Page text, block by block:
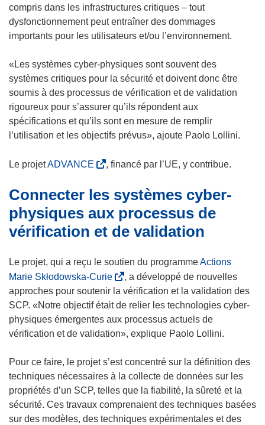
compris dans les infrastructures critiques – tout
dysfonctionnement peut entraîner des dommages
importants pour les utilisateurs et/ou l’environnement.
«Les systèmes cyber-physiques sont souvent des
systèmes critiques pour la sécurité et doivent donc être
soumis à des processus de vérification et de validation
rigoureux pour s’assurer qu’ils répondent aux
spécifications et qu’ils sont en mesure de remplir
l’utilisation et les objectifs prévus», ajoute Paolo Lollini.
Le projetADVANCE
’
u
v
e
d
a
n
s
u
e
n
o
u
v
, financé par l’UE, y contribue.
Connecter les systèmes cyber-
physiques aux processus de
vérification et de validation
Le projet, qui a reçu le soutien du programmeActions
Marie Skłodowska-Curie(
s
’
o
u
r
e
d
a
n
, a développé de nouvelles
approches pour soutenir la vérification et la validation des
SCP. «Notre objectif était de relier les technologies cyber-
physiques émergentes aux processus actuels de
vérification et de validation», explique Paolo Lollini.
Pour ce faire, le projet s’est concentré sur la définition des
techniques nécessaires à la collecte de données sur les
propriétés d’un SCP, telles que la fiabilité, la sûreté et la
sécurité. Ces travaux comprenaient des techniques basées
sur des modèles, des techniques expérimentales et des